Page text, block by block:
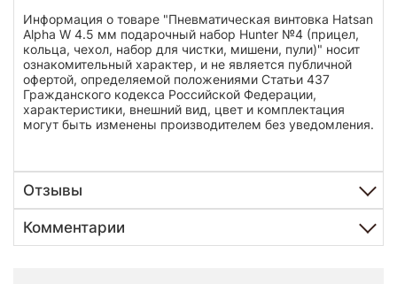
Информация о товаре "Пневматическая винтовка Hatsan
Alpha W 4.5 мм подарочный набор Hunter №4 (прицел,
кольца, чехол, набор для чистки, мишени, пули)" носит
ознакомительный характер, и не является публичной
офертой, определяемой положениями Статьи 437
Гражданского кодекса Российской Федерации,
характеристики, внешний вид, цвет и комплектация
могут быть изменены производителем без уведомления.
Отзывы
Комментарии